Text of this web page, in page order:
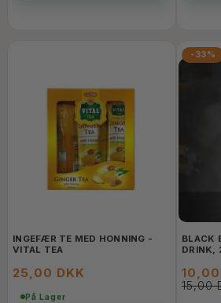
INGEFÆR TE MED HONNING -
VITAL TEA
25,00 DKK
På Lager
-33%
BLACK
DRINK,
10,00
15,00